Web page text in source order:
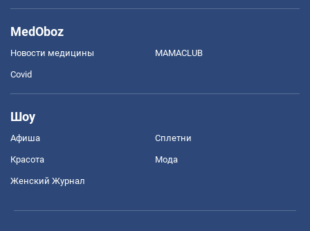
MedOboz
Новости медицины MAMACLUB
Covid
Шоу
Афиша Сплетни
Красота Мода
Женский Журнал